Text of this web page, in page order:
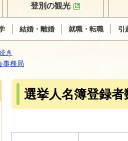
結婚・離婚 就職・転職 引
登別の観光
き
事務局
選挙人名簿登録者